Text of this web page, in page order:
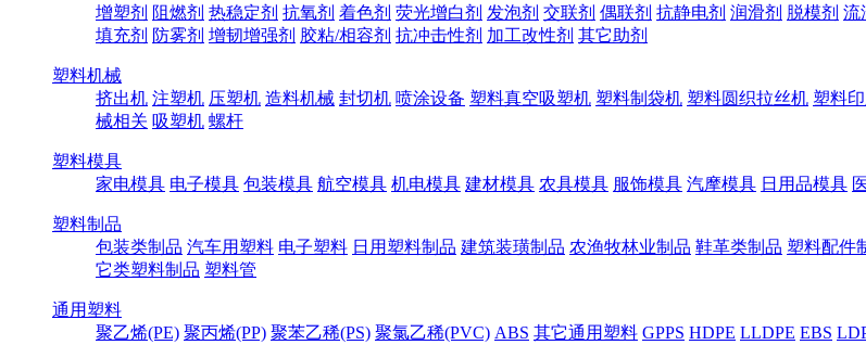
增塑剂 阻燃剂 热稳定剂 抗氧剂 着色剂 荧光增白剂 发泡剂 交联剂 偶联剂 抗静电剂 润滑剂 脱模剂 流
填充剂 防雾剂 增韧增强剂 胶粘/相容剂 抗冲击性剂 加工改性剂 其它助剂
塑料机械
挤出机 注塑机 压塑机 造料机械 封切机 喷涂设备 塑料真空吸塑机 塑料制袋机 塑料圆织拉丝机 塑料
械相关 吸塑机 螺杆
塑料模具
家电模具 电子模具 包装模具 航空模具 机电模具 建材模具 农具模具 服饰模具 汽摩模具 日用品模具
塑料制品
包装类制品 汽车用塑料 电子塑料 日用塑料制品 建筑装璜制品 农渔牧林业制品 鞋革类制品 塑料配件
它类塑料制品 塑料管
通用塑料
聚乙烯(PE) 聚丙烯(PP) 聚苯乙稀(PS) 聚氯乙稀(PVC) ABS 其它通用塑料 GPPS HDPE LLDPE EBS